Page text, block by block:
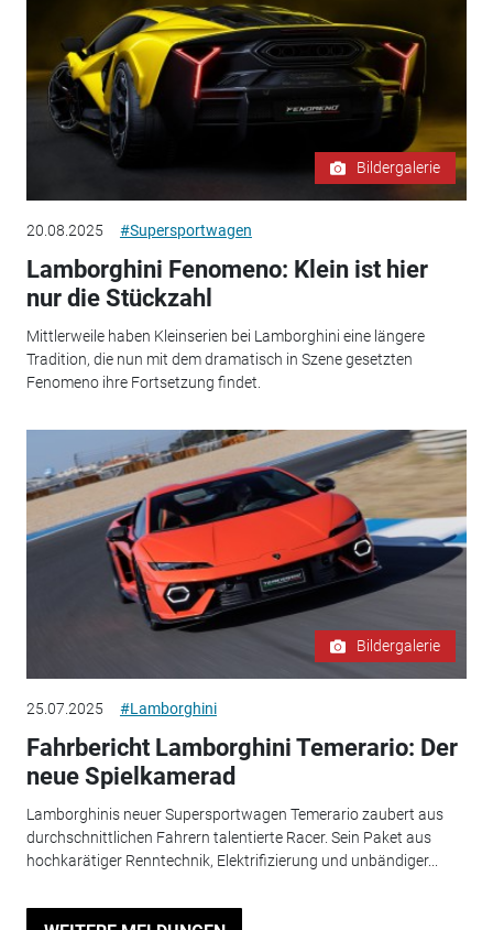
Bildergalerie
20.08.2025 #Supersportwagen
Lamborghini Fenomeno: Klein ist hier
nur die Stückzahl
Mittlerweile haben Kleinserien bei Lamborghini eine längere
Tradition, die nun mit dem dramatisch in Szene gesetzten
Fenomeno ihre Fortsetzung findet.
Bildergalerie
25.07.2025 #Lamborghini
Fahrbericht Lamborghini Temerario: Der
neue Spielkamerad
Lamborghinis neuer Supersportwagen Temerario zaubert aus
durchschnittlichen Fahrern talentierte Racer. Sein Paket aus
hochkarätiger Renntechnik, Elektrifizierung und unbändiger...